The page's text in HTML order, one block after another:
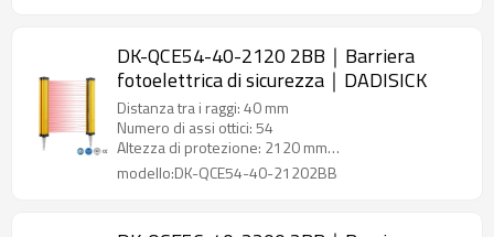
DK-QCE54-40-2120 2BB｜Barriera
fotoelettrica di sicurezza｜DADISICK
Distanza tra i raggi: 40 mm
Numero di assi ottici: 54
Altezza di protezione: 2120 mm
Uscite barriera fotoelettrica di sicurezza (OSSD)2
modello:DK-QCE54-40-21202BB